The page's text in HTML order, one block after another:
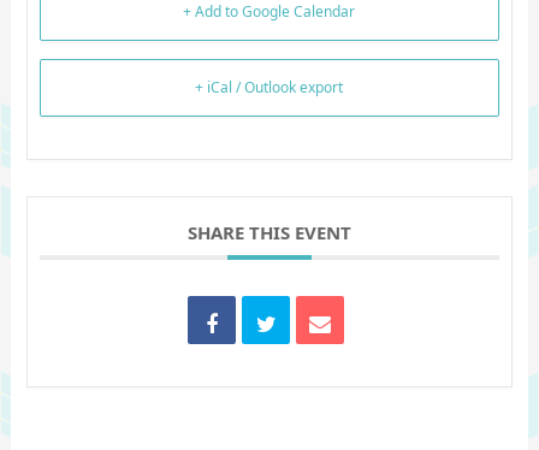
+ Add to Google Calendar
+ iCal / Outlook export
SHARE THIS EVENT